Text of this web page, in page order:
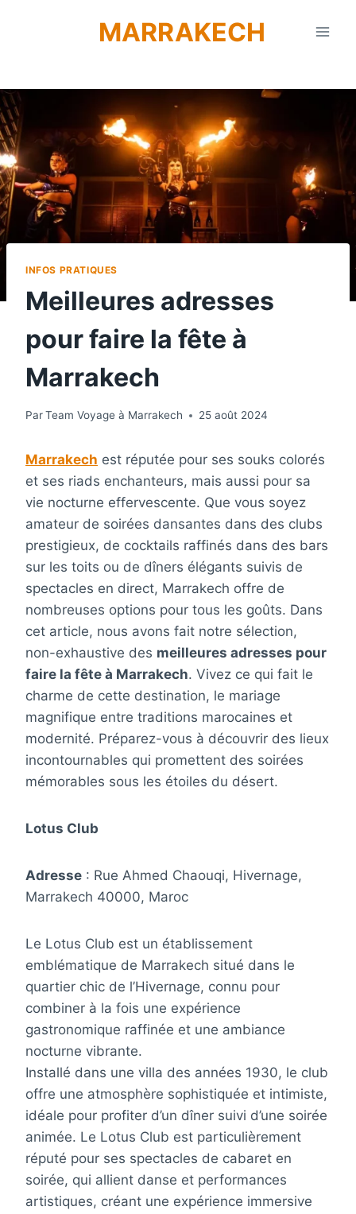
MARRAKECH
INFOS PRATIQUES
Meilleures adresses
pour faire la fête à
Marrakech
ParTeam Voyage à Marrakech 25 août 2024
Marrakech est réputée pour ses souks colorés
et ses riads enchanteurs, mais aussi pour sa
vie nocturne effervescente. Que vous soyez
amateur de soirées dansantes dans des clubs
prestigieux, de cocktails raffinés dans des bars
sur les toits ou de dîners élégants suivis de
spectacles en direct, Marrakech offre de
nombreuses options pour tous les goûts. Dans
cet article, nous avons fait notre sélection,
non-exhaustive des meilleures adresses pour
faire la fête à Marrakech. Vivez ce qui fait le
charme de cette destination, le mariage
magnifique entre traditions marocaines et
modernité. Préparez-vous à découvrir des lieux
incontournables qui promettent des soirées
mémorables sous les étoiles du désert.
Lotus Club
Adresse : Rue Ahmed Chaouqi, Hivernage,
Marrakech 40000, Maroc
Le Lotus Club est un établissement
emblématique de Marrakech situé dans le
quartier chic de l’Hivernage, connu pour
combiner à la fois une expérience
gastronomique raffinée et une ambiance
nocturne vibrante.
Installé dans une villa des années 1930, le club
offre une atmosphère sophistiquée et intimiste,
idéale pour profiter d’un dîner suivi d’une soirée
animée. Le Lotus Club est particulièrement
réputé pour ses spectacles de cabaret en
soirée, qui allient danse et performances
artistiques, créant une expérience immersive